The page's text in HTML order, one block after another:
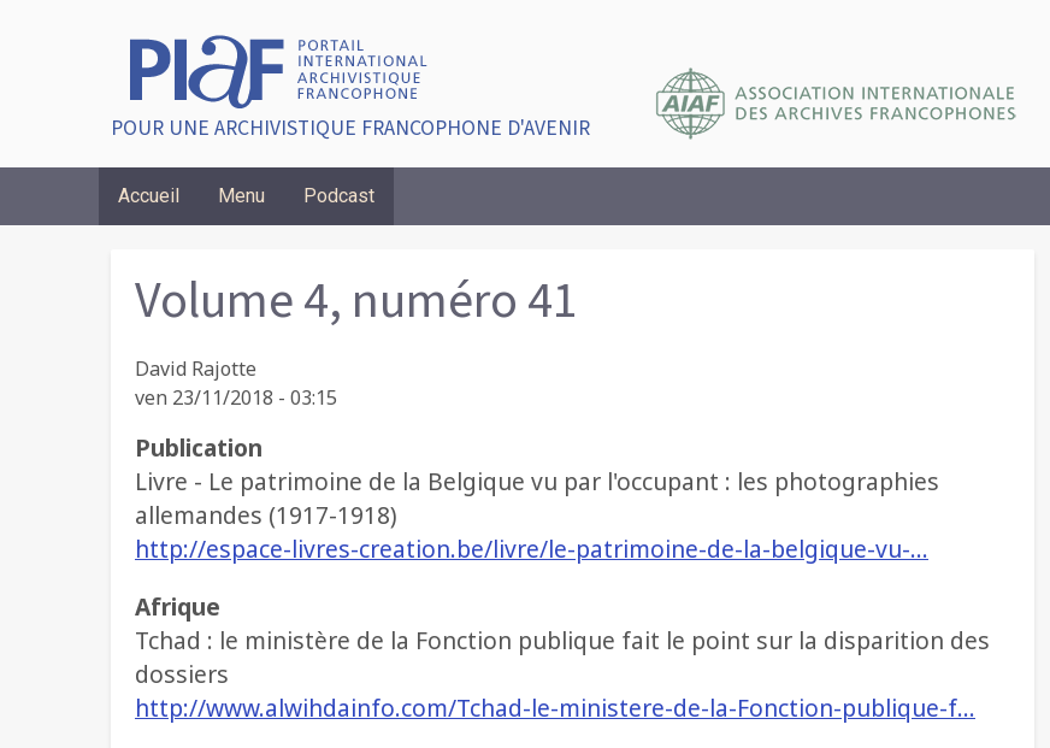
POUR UNE ARCHIVISTIQUE FRANCOPHONE D'AVENIR
Accueil Menu Podcast
Volume 4, numéro 41
David Rajotte
ven 23/11/2018 - 03:15
Publication
Livre - Le patrimoine de la Belgique vu par l'occupant : les photographies
allemandes (1917-1918)
http://espace-livres-creation.be/livre/le-patrimoine-de-la-belgique-vu-…
Afrique
Tchad : le ministère de la Fonction publique fait le point sur la disparition des
dossiers
http://www.alwihdainfo.com/Tchad-le-ministere-de-la-Fonction-publique-f…